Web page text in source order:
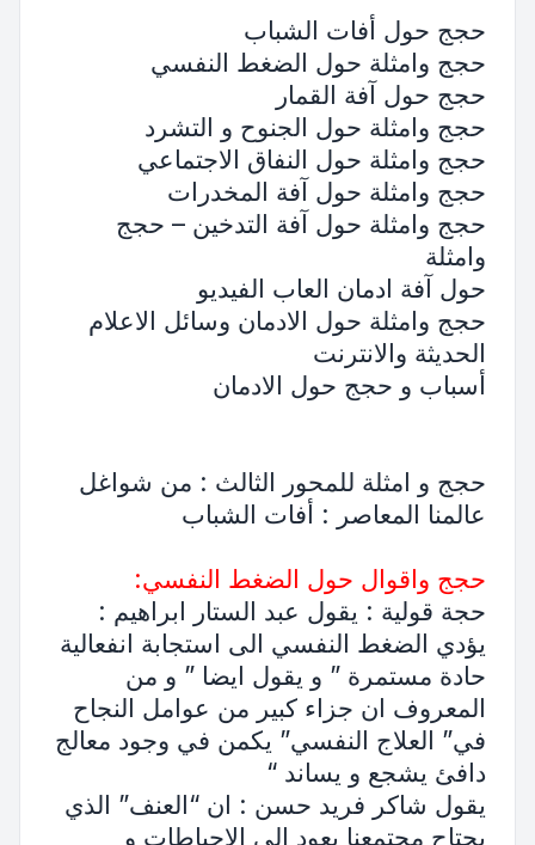
حجج حول أفات الشباب
حجج وامثلة حول الضغط النفسي
حجج حول آفة القمار
حجج وامثلة حول الجنوح و التشرد
حجج وامثلة حول النفاق الاجتماعي
حجج وامثلة حول آفة المخدرات
حجج وامثلة حول آفة التدخين – حجج
وامثلة
حول آفة ادمان العاب الفيديو
حجج وامثلة حول الادمان وسائل الاعلام
الحديثة والانترنت
أسباب و حجج حول الادمان
حجج و امثلة للمحور الثالث : من شواغل
عالمنا المعاصر : أفات الشباب
حجج واقوال حول الضغط النفسي:
حجة قولية : يقول عبد الستار ابراهيم :
يؤدي الضغط النفسي الى استجابة انفعالية
حادة مستمرة ” و يقول ايضا ” و من
المعروف ان جزاء كبير من عوامل النجاح
في” العلاج النفسي” يكمن في وجود معالج
دافئ يشجع و يساند “
يقول شاكر فريد حسن : ان “العنف” الذي
يجتاح مجتمعنا يعود الى الاحباطات و